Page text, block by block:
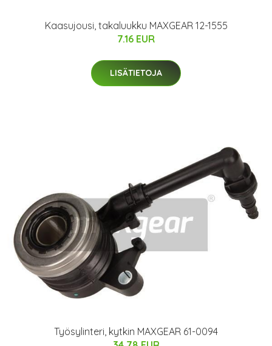
Kaasujousi, takaluukku MAXGEAR 12-1555
7.16 EUR
LISÄTIETOJA
Työsylinteri, kytkin MAXGEAR 61-0094